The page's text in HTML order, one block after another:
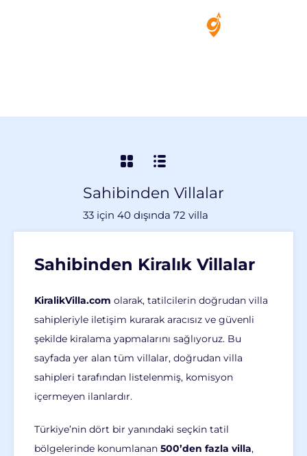
Sahibinden Villalar
33 için 40 dışında 72 villa
Sahibinden Kiralık Villalar
KiralikVilla.com olarak, tatilcilerin doğrudan villa
sahipleriyle iletişim kurarak aracısız ve güvenli
şekilde kiralama yapmalarını sağlıyoruz. Bu
sayfada yer alan tüm villalar, doğrudan villa
sahipleri tarafından listelenmiş, komisyon
içermeyen ilanlardır.
Türkiye’nin dört bir yanındaki seçkin tatil
bölgelerinde konumlanan 500’den fazla villa,